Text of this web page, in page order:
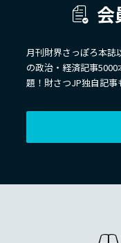
会
月刊財界さっぽろ本誌
の政治・経済記事
題！財さつJP独自記事